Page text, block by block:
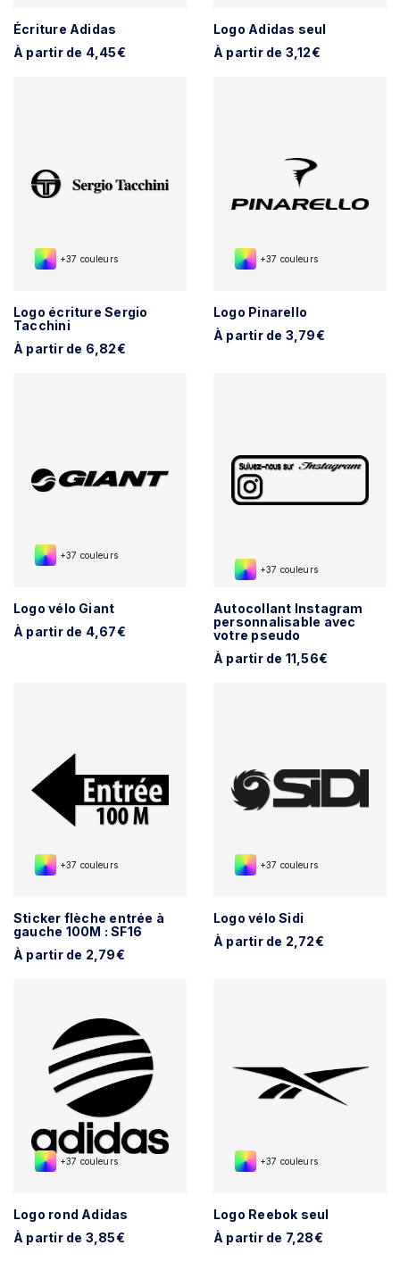
Écriture Adidas
À partir de 4,45€
Logo Adidas seul
À partir de 3,12€
+37 couleurs
Logo écriture Sergio
Tacchini
À partir de 6,82€
+37 couleurs
Logo Pinarello
À partir de 3,79€
+37 couleurs
Logo vélo Giant
À partir de 4,67€
+37 couleurs
Autocollant Instagram
personnalisable avec
votre pseudo
À partir de 11,56€
+37 couleurs
Sticker flèche entrée à
gauche 100M : SF16
À partir de 2,79€
+37 couleurs
Logo vélo Sidi
À partir de 2,72€
+37 couleurs
Logo rond Adidas
À partir de 3,85€
+37 couleurs
Logo Reebok seul
À partir de 7,28€